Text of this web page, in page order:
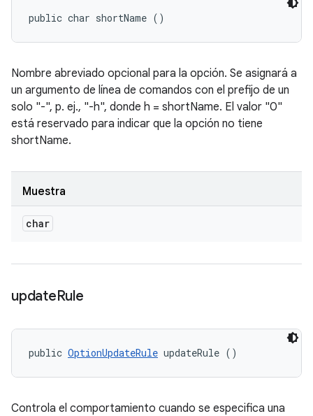
public char shortName ()
Nombre abreviado opcional para la opción. Se asignará a
un argumento de línea de comandos con el prefijo de un
solo "-", p. ej., "-h", donde h = shortName. El valor "0"
está reservado para indicar que la opción no tiene
shortName.
Muestra
char
updateRule
public OptionUpdateRule updateRule ()
Controla el comportamiento cuando se especifica una